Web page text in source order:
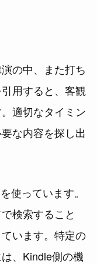
の中、また打ち
用すると、客観
適切なタイミン
な内容を探し出
使っています。
検索すること
います。特定の
、Kindle側の機